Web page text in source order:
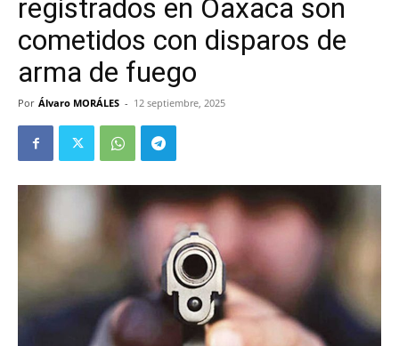
registrados en Oaxaca son
cometidos con disparos de
arma de fuego
Por Álvaro MORÁLES - 12 septiembre, 2025